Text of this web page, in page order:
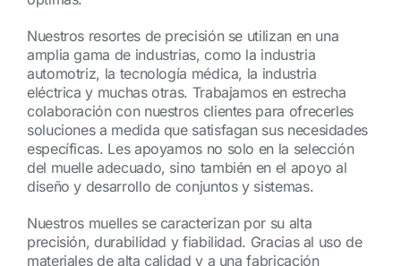
Nuestros resortes de precisión se utilizan en una
amplia gama de industrias, como la industria
automotriz, la tecnología médica, la industria
eléctrica y muchas otras. Trabajamos en estrecha
colaboración con nuestros clientes para ofrecerles
soluciones a medida que satisfagan sus necesidades
específicas. Les apoyamos no solo en la selección
del muelle adecuado, sino también en el apoyo al
diseño y desarrollo de conjuntos y sistemas.
Nuestros muelles se caracterizan por su alta
precisión, durabilidad y fiabilidad. Gracias al uso de
materiales de alta calidad y a una fabricación